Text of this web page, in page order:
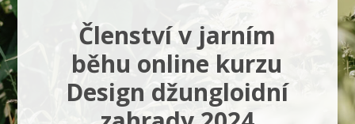
Členství v jarním
běhu online kurzu
Design džungloidní